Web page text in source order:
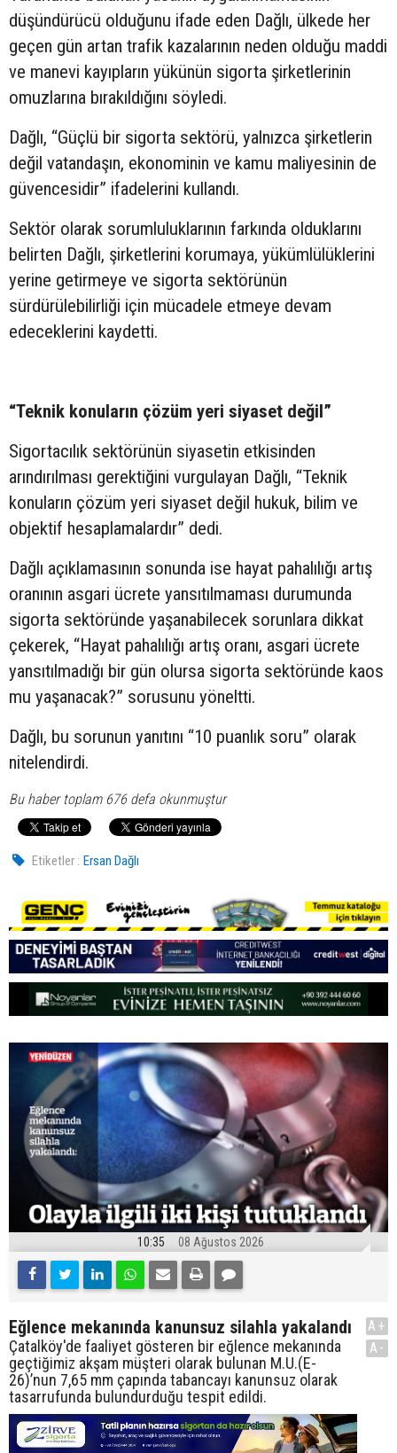
düşündürücü olduğunu ifade eden Dağlı, ülkede her
geçen gün artan trafik kazalarının neden olduğu maddi
ve manevi kayıpların yükünün sigorta şirketlerinin
omuzlarına bırakıldığını söyledi.
Dağlı, “Güçlü bir sigorta sektörü, yalnızca şirketlerin
değil vatandaşın, ekonominin ve kamu maliyesinin de
güvencesidir” ifadelerini kullandı.
Sektör olarak sorumluluklarının farkında olduklarını
belirten Dağlı, şirketlerini korumaya, yükümlülüklerini
yerine getirmeye ve sigorta sektörünün
sürdürülebilirliği için mücadele etmeye devam
edeceklerini kaydetti.
“Teknik konuların çözüm yeri siyaset değil”
Sigortacılık sektörünün siyasetin etkisinden
arındırılması gerektiğini vurgulayan Dağlı, “Teknik
konuların çözüm yeri siyaset değil hukuk, bilim ve
objektif hesaplamalardır” dedi.
Dağlı açıklamasının sonunda ise hayat pahalılığı artış
oranının asgari ücrete yansıtılmaması durumunda
sigorta sektöründe yaşanabilecek sorunlara dikkat
çekerek, “Hayat pahalılığı artış oranı, asgari ücrete
yansıtılmadığı bir gün olursa sigorta sektöründe kaos
mu yaşanacak?” sorusunu yöneltti.
Dağlı, bu sorunun yanıtını “10 puanlık soru” olarak
nitelendirdi.
Bu haber toplam 676 defa okunmuştur
Etiketler : Ersan Dağlı
10:35 08 Ağustos 2026
Eğlence mekanında kanunsuz silahla yakalandı
Çatalköy'de faaliyet gösteren bir eğlence mekanında
geçtiğimiz akşam müşteri olarak bulunan M.U.(E-
26)’nun 7,65 mm çapında tabancayı kanunsuz olarak
tasarrufunda bulundurduğu tespit edildi.
A+
A-